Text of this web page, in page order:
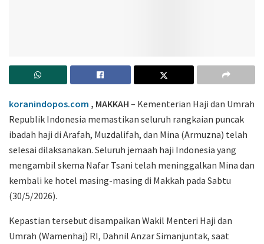
koranindopos.com , MAKKAH – Kementerian Haji dan Umrah
Republik Indonesia memastikan seluruh rangkaian puncak
ibadah haji di Arafah, Muzdalifah, dan Mina (Armuzna) telah
selesai dilaksanakan. Seluruh jemaah haji Indonesia yang
mengambil skema Nafar Tsani telah meninggalkan Mina dan
kembali ke hotel masing-masing di Makkah pada Sabtu
(30/5/2026).
Kepastian tersebut disampaikan Wakil Menteri Haji dan
Umrah (Wamenhaj) RI, Dahnil Anzar Simanjuntak, saat